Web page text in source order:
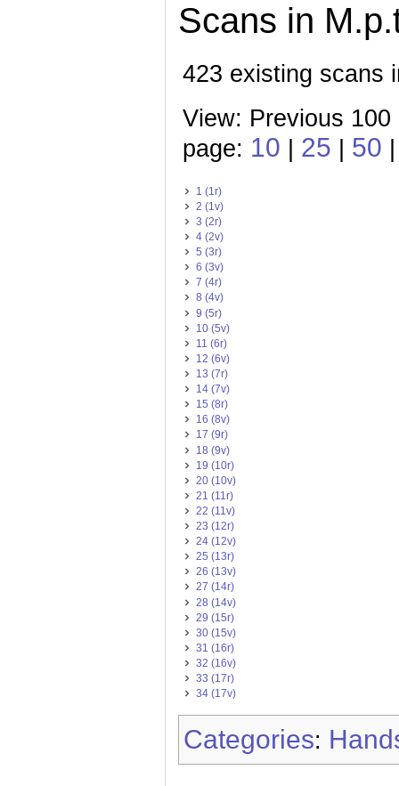
Scans in
423 existing scans
View: Previous
page: 10 25 50
1 (1r)
2 (1v)
3 (2r)
4 (2v)
5 (3r)
6 (3v)
7 (4r)
8 (4v)
9 (5r)
10 (5v)
11 (6r)
12 (6v)
13 (7r)
14 (7v)
15 (8r)
16 (8v)
17 (9r)
18 (9v)
19 (10r)
20 (10v)
21 (11r)
22 (11v)
23 (12r)
24 (12v)
25 (13r)
26 (13v)
27 (14r)
28 (14v)
29 (15r)
30 (15v)
31 (16r)
32 (16v)
33 (17r)
34 (17v)
Categories: